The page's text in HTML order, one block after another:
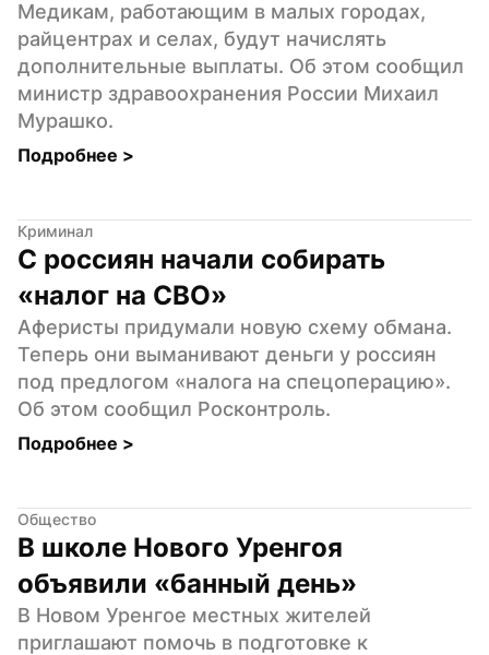
Медикам, работающим в малых городах,
райцентрах и селах, будут начислять
дополнительные выплаты. Об этом сообщил
министр здравоохранения России Михаил
Мурашко.
Подробнее >
Криминал
С россиян начали собирать
«налог на СВО»
Аферисты придумали новую схему обмана.
Теперь они выманивают деньги у россиян
под предлогом «налога на спецоперацию».
Об этом сообщил Росконтроль.
Подробнее >
Общество
В школе Нового Уренгоя
объявили «банный день»
В Новом Уренгое местных жителей
приглашают помочь в подготовке к